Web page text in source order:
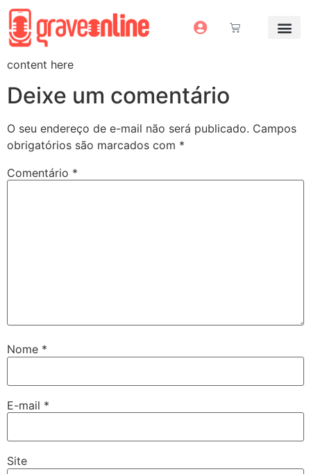
content here
Deixe um comentário
O seu endereço de e-mail não será publicado. Campos
obrigatórios são marcados com *
Comentário *
Nome *
E-mail *
Site